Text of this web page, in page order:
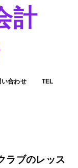
計
い合わせ TEL
ラブのレッス